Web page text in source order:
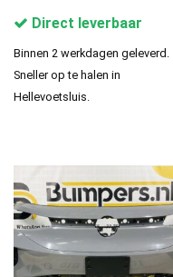
Direct leverbaar
Binnen 2 werkdagen geleverd.
Sneller op te halen in
Hellevoetsluis.